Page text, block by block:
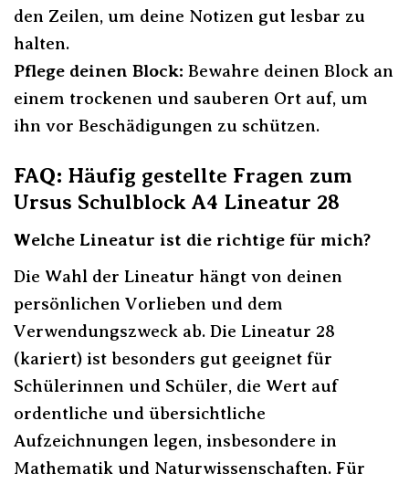
den Zeilen, um deine Notizen gut lesbar zu
halten.
Pflege deinen Block: Bewahre deinen Block an
einem trockenen und sauberen Ort auf, um
ihn vor Beschädigungen zu schützen.
FAQ: Häufig gestellte Fragen zum
Ursus Schulblock A4 Lineatur 28
Welche Lineatur ist die richtige für mich?
Die Wahl der Lineatur hängt von deinen
persönlichen Vorlieben und dem
Verwendungszweck ab. Die Lineatur 28
(kariert) ist besonders gut geeignet für
Schülerinnen und Schüler, die Wert auf
ordentliche und übersichtliche
Aufzeichnungen legen, insbesondere in
Mathematik und Naturwissenschaften. Für